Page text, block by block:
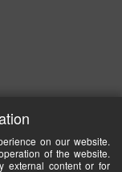
on our website.
of the website.
external content or for